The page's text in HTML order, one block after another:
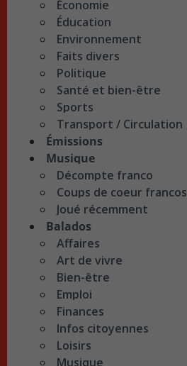
Économie
Éducation
Environnement
Faits divers
Politique
Santé et bien-être
Sports
Transport / Circulation
Émissions
Musique
Décompte franco
Coups de coeur francos
Joué récemment
Balados
Affaires
Art de vivre
Bien-être
Emploi
Finances
Infos citoyennes
Loisirs
Musique